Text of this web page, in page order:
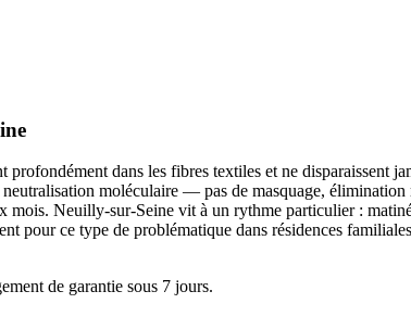
dans les fibres textiles et ne disparaissent
moléculaire — pas de masquage,
Neuilly-sur-Seine vit à un rythme particulier :
pour ce type de problématique dans résidences
de garantie sous 7 jours.